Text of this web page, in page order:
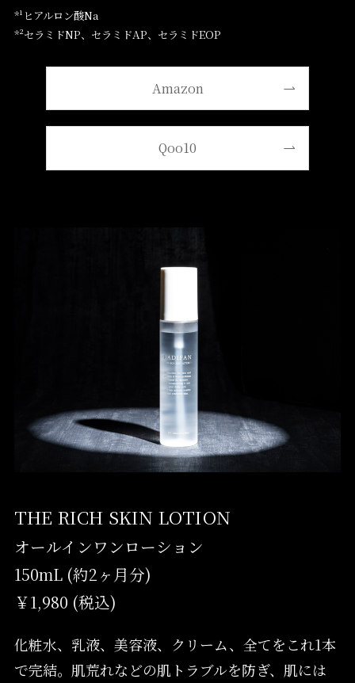
*¹ヒアルロン酸Na
*²セラミドNP、セラミドAP、セラミドEOP
Amazon
Qoo10
THE RICH SKIN LOTION
オールインワンローション
150mL (約2ヶ月分)
￥1,980 (税込)
化粧水、乳液、美容液、クリーム、全てをこれ1本
で完結。肌荒れなどの肌トラブルを防ぎ、肌には